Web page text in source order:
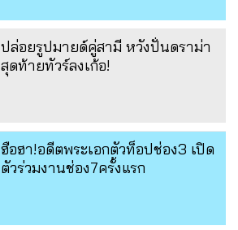
ปล่อยรูปมายด์คู่สามี หวังปั่นดราม่า
สุดท้ายทัวร์ลงเก้อ!
ฮือฮา!อดีตพระเอกตัวท็อปช่อง3 เปิด
ตัวร่วมงานช่อง7ครั้งแรก